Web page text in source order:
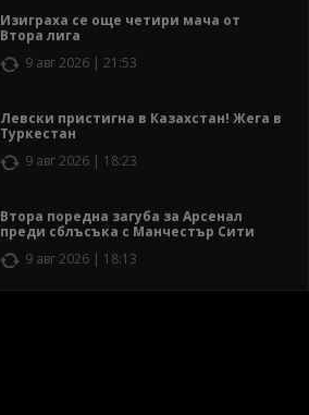
Изиграха се още четири мача от
Втора лига
9 авг 2026 | 21:53
Левски пристигна в Казахстан! Жега в
Туркестан
9 авг 2026 | 18:23
Втора поредна загуба за Арсенал
преди сблъсъка с Манчестър Сити
9 авг 2026 | 18:13